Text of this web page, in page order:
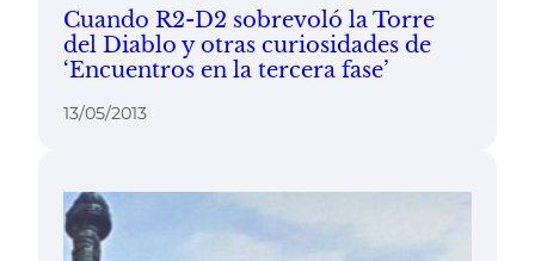
Cuando R2-D2 sobrevoló la Torre
del Diablo y otras curiosidades de
‘Encuentros en la tercera fase’
13/05/2013